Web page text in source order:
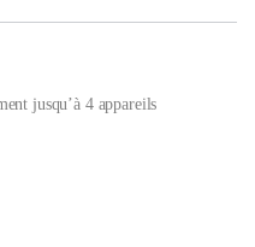
jusqu’à 4 appareils